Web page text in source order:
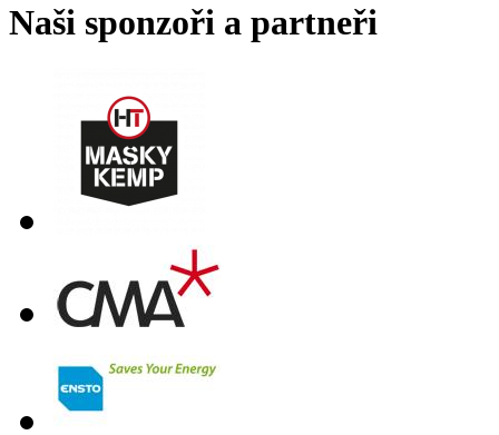
Naši sponzoři a partneři